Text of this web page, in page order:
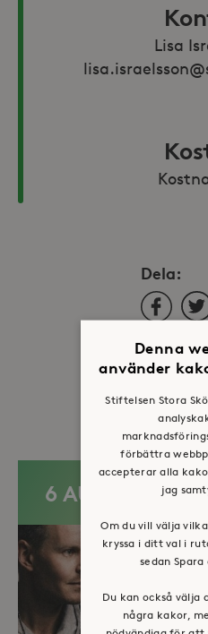
Lisa
Dela:
Facebook
Fler
6 AUG
Denna
använder
Stiftelsen Stora
förbättra
accepterar alla
jag
Om du vill välja
kryssa i ditt val i
sedan Spara
Du kan också
några kakor,